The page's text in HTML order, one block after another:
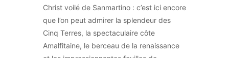
Christ voilé de Sanmartino : c’est ici encore
que l’on peut admirer la splendeur des
Cinq Terres, la spectaculaire côte
Amalfitaine, le berceau de la renaissance